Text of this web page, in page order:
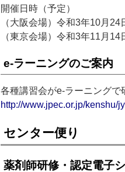
開催日時（予定）
（大阪会場）令和3年10月
（東京会場）令和3年11月
e-ラーニングのご案内
各種講習会がe-ラーニングで
http://www.jpec.or.jp/kenshu/
センター便り
薬剤師研修・認定電子